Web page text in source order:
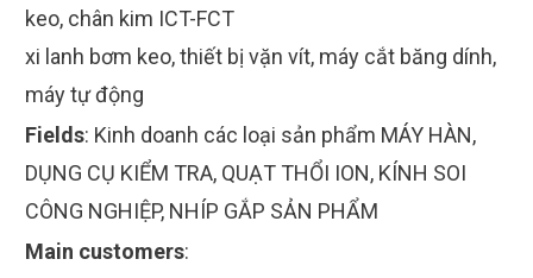
keo, chân kim ICT-FCT
xi lanh bơm keo, thiết bị vặn vít, máy cắt băng dính,
máy tự động
Fields: Kinh doanh các loại sản phẩm MÁY HÀN,
DỤNG CỤ KIỂM TRA, QUẠT THỔI ION, KÍNH SOI
CÔNG NGHIỆP, NHÍP GẮP SẢN PHẨM
Main customers: